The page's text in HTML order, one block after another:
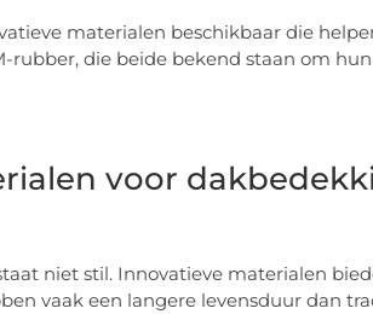
materialen beschikbaar die
rubber, die beide bekend staan om
voor
niet stil. Innovatieve materialen
vaak een langere levensduur dan